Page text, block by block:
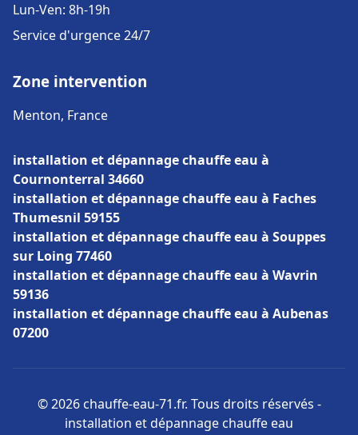
Lun-Ven: 8h-19h
Service d'urgence 24/7
Zone intervention
Menton, France
installation et dépannage chauffe eau à
Cournonterral 34660
installation et dépannage chauffe eau à Faches
Thumesnil 59155
installation et dépannage chauffe eau à Souppes
sur Loing 77460
installation et dépannage chauffe eau à Wavrin
59136
installation et dépannage chauffe eau à Aubenas
07200
© 2026 chauffe-eau-71.fr. Tous droits réservés -
installation et dépannage chauffe eau